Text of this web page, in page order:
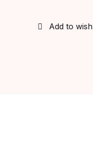
Create
Add to